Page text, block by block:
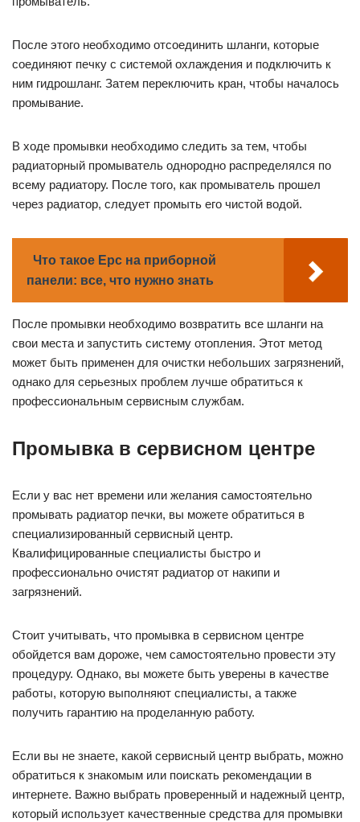
После этого необходимо отсоединить шланги, которые
соединяют печку с системой охлаждения и подключить к
ним гидрошланг. Затем переключить кран, чтобы началось
промывание.
В ходе промывки необходимо следить за тем, чтобы
радиаторный промыватель однородно распределялся по
всему радиатору. После того, как промыватель прошел
через радиатор, следует промыть его чистой водой.
Что такое Epc на приборной
панели: все, что нужно знать
После промывки необходимо возвратить все шланги на
свои места и запустить систему отопления. Этот метод
может быть применен для очистки небольших загрязнений,
однако для серьезных проблем лучше обратиться к
профессиональным сервисным службам.
Промывка в сервисном центре
Если у вас нет времени или желания самостоятельно
промывать радиатор печки, вы можете обратиться в
специализированный сервисный центр.
Квалифицированные специалисты быстро и
профессионально очистят радиатор от накипи и
загрязнений.
Стоит учитывать, что промывка в сервисном центре
обойдется вам дороже, чем самостоятельно провести эту
процедуру. Однако, вы можете быть уверены в качестве
работы, которую выполняют специалисты, а также
получить гарантию на проделанную работу.
Если вы не знаете, какой сервисный центр выбрать, можно
обратиться к знакомым или поискать рекомендации в
интернете. Важно выбрать проверенный и надежный центр,
который использует качественные средства для промывки